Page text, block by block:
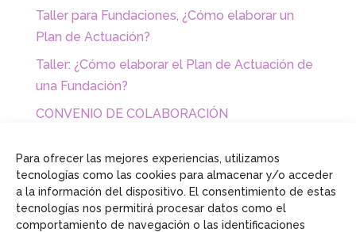
Para ofrecer las mejores experiencias, utilizamos
tecnologías como las cookies para almacenar y/o acceder
a la información del dispositivo. El consentimiento de estas
tecnologías nos permitirá procesar datos como el
comportamiento de navegación o las identificaciones
Taller para Fundaciones, ¿Cómo elaborar un
Plan de Actuación?
Taller: ¿Cómo elaborar el Plan de Actuación de
una Fundación?
CONVENIO DE COLABORACIÓN
ASOCIACIONES